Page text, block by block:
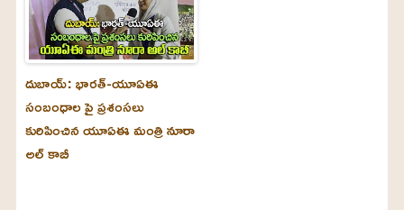
దుబాయ్‌: భారత్-యూఏఈ
సంబంధాల పై ప్రశంసలు
కురిపించిన యూఏఈ మంత్రి నూరా
అల్‌ కాబీ